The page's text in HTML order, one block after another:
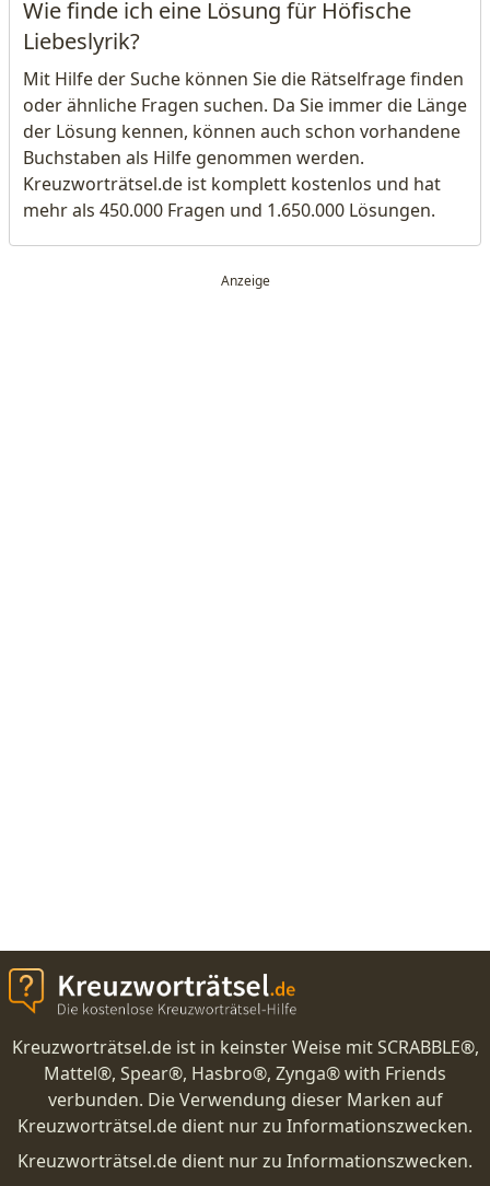
Wie finde ich eine Lösung für Höfische
Liebeslyrik?
Mit Hilfe der Suche können Sie die Rätselfrage finden
oder ähnliche Fragen suchen. Da Sie immer die Länge
der Lösung kennen, können auch schon vorhandene
Buchstaben als Hilfe genommen werden.
Kreuzworträtsel.de ist komplett kostenlos und hat
mehr als 450.000 Fragen und 1.650.000 Lösungen.
Kreuzworträtsel.de ist in keinster Weise mit SCRABBLE®,
Mattel®, Spear®, Hasbro®, Zynga® with Friends
verbunden. Die Verwendung dieser Marken auf
Kreuzworträtsel.de dient nur zu Informationszwecken.
Kreuzworträtsel.de dient nur zu Informationszwecken.